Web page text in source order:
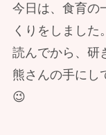
今日は、食育の
くりをしました
読んでから、研
熊さんの手にし
😉